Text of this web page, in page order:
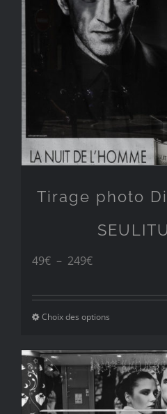
à
249€
Tirage photo
49€ – 249€Plage
prix :
à
249€
Choix des options